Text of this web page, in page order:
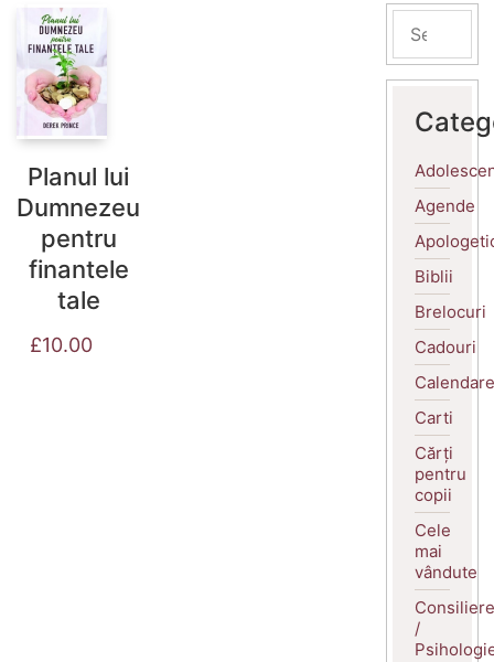
Planul lui
Dumnezeu
pentru
finantele
tale
£10.00
Agende
Biblii
Brelocuri
Cadouri
Calendare
Carti
Cărți
pentru
copii
Cele
mai
vândute
Consiliere
/